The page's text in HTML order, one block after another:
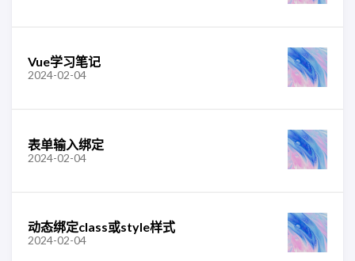
Vue学习笔记
2024-02-04
表单输入绑定
2024-02-04
动态绑定class或style样式
2024-02-04